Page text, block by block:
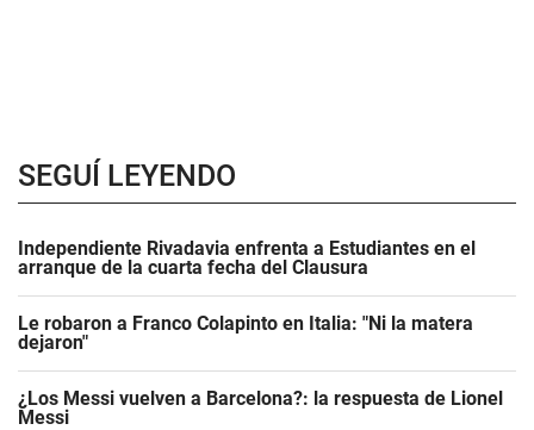
SEGUÍ LEYENDO
Independiente Rivadavia enfrenta a Estudiantes en el
arranque de la cuarta fecha del Clausura
Le robaron a Franco Colapinto en Italia: "Ni la matera
dejaron"
¿Los Messi vuelven a Barcelona?: la respuesta de Lionel
Messi